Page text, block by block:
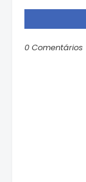
0 Comentários